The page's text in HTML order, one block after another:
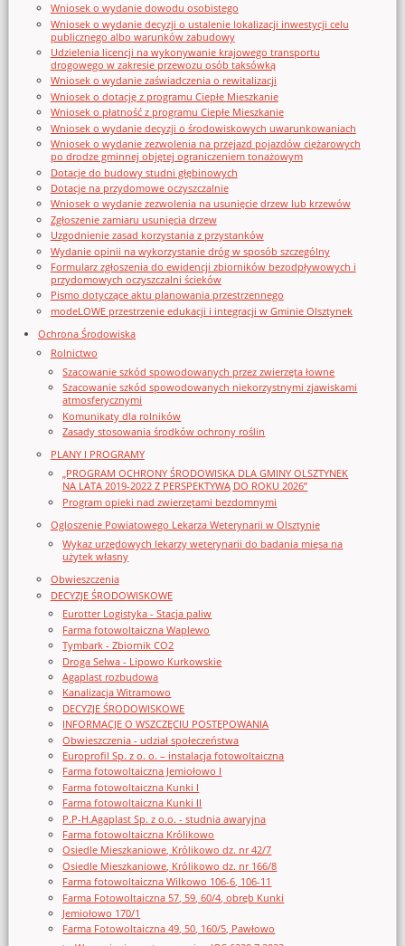
Wniosek o wydanie dowodu osobistego
Wniosek o wydanie decyzji o ustalenie lokalizacji inwestycji celu
publicznego albo warunków zabudowy
Udzielenia licencji na wykonywanie krajowego transportu
drogowego w zakresie przewozu osób taksówką
Wniosek o wydanie zaświadczenia o rewitalizacji
Wniosek o dotację z programu Ciepłe Mieszkanie
Wniosek o płatność z programu Ciepłe Mieszkanie
Wniosek o wydanie decyzji o środowiskowych uwarunkowaniach
Wniosek o wydanie zezwolenia na przejazd pojazdów ciężarowych
po drodze gminnej objętej ograniczeniem tonażowym
Dotacje do budowy studni głębinowych
Dotacje na przydomowe oczyszczalnie
Wniosek o wydanie zezwolenia na usunięcie drzew lub krzewów
Zgłoszenie zamiaru usunięcia drzew
Uzgodnienie zasad korzystania z przystanków
Wydanie opinii na wykorzystanie dróg w sposób szczególny
Formularz zgłoszenia do ewidencji zbiorników bezodpływowych i
przydomowych oczyszczalni ścieków
Pismo dotyczące aktu planowania przestrzennego
modeLOWE przestrzenie edukacji i integracji w Gminie Olsztynek
Ochrona Środowiska
Rolnictwo
Szacowanie szkód spowodowanych przez zwierzęta łowne
Szacowanie szkód spowodowanych niekorzystnymi zjawiskami
atmosferycznymi
Komunikaty dla rolników
Zasady stosowania środków ochrony roślin
PLANY I PROGRAMY
„PROGRAM OCHRONY ŚRODOWISKA DLA GMINY OLSZTYNEK
NA LATA 2019-2022 Z PERSPEKTYWĄ DO ROKU 2026”
Program opieki nad zwierzętami bezdomnymi
Ogloszenie Powiatowego Lekarza Weterynarii w Olsztynie
Wykaz urzędowych lekarzy weterynarii do badania mięsa na
użytek własny
Obwieszczenia
DECYZJE ŚRODOWISKOWE
Eurotter Logistyka - Stacja paliw
Farma fotowoltaiczna Waplewo
Tymbark - Zbiornik CO2
Droga Selwa - Lipowo Kurkowskie
Agaplast rozbudowa
Kanalizacja Witramowo
DECYZJE ŚRODOWISKOWE
INFORMACJE O WSZCZĘCIU POSTĘPOWANIA
Obwieszczenia - udział społeczeństwa
Europrofil Sp. z o. o. – instalacja fotowoltaiczna
Farma fotowoltaiczna Jemiołowo I
Farma fotowoltaiczna Kunki I
Farma fotowoltaiczna Kunki II
P.P-H.Agaplast Sp. z o.o. - studnia awaryjna
Farma fotowoltaiczna Królikowo
Osiedle Mieszkaniowe, Królikowo dz. nr 42/7
Osiedle Mieszkaniowe, Królikowo dz. nr 166/8
Farma fotowoltaiczna Wilkowo 106-6, 106-11
Farma Fotowoltaiczna 57, 59, 60/4, obręb Kunki
Jemiołowo 170/1
Farma Fotowoltaiczna 49, 50, 160/5, Pawłowo